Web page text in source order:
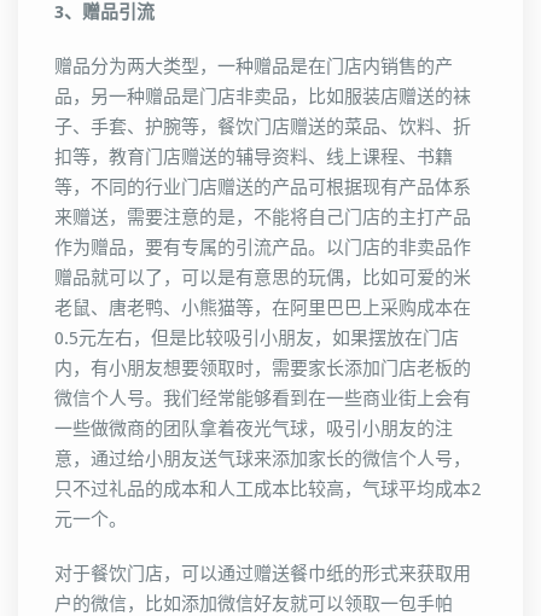
3、赠品引流
赠品分为两大类型，一种赠品是在门店内销售的产
品，另一种赠品是门店非卖品，比如服装店赠送的袜
子、手套、护腕等，餐饮门店赠送的菜品、饮料、折
扣等，教育门店赠送的辅导资料、线上课程、书籍
等，不同的行业门店赠送的产品可根据现有产品体系
来赠送，需要注意的是，不能将自己门店的主打产品
作为赠品，要有专属的引流产品。以门店的非卖品作
赠品就可以了，可以是有意思的玩偶，比如可爱的米
老鼠、唐老鸭、小熊猫等，在阿里巴巴上采购成本在
0.5元左右，但是比较吸引小朋友，如果摆放在门店
内，有小朋友想要领取时，需要家长添加门店老板的
微信个人号。我们经常能够看到在一些商业街上会有
一些做微商的团队拿着夜光气球，吸引小朋友的注
意，通过给小朋友送气球来添加家长的微信个人号，
只不过礼品的成本和人工成本比较高，气球平均成本2
元一个。
对于餐饮门店，可以通过赠送餐巾纸的形式来获取用
户的微信，比如添加微信好友就可以领取一包手帕